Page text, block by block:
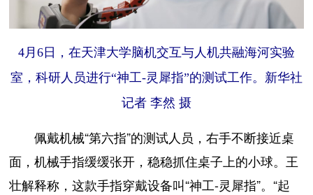
4月6日，在天津大学脑机交互与人机共融海河实验
室，科研人员进行“神工-灵犀指”的测试工作。新华社
记者 李然 摄
佩戴机械“第六指”的测试人员，右手不断接近桌
面，机械手指缓缓张开，稳稳抓住桌子上的小球。王
壮解释称，这款手指穿戴设备叫“神工-灵犀指”。“起